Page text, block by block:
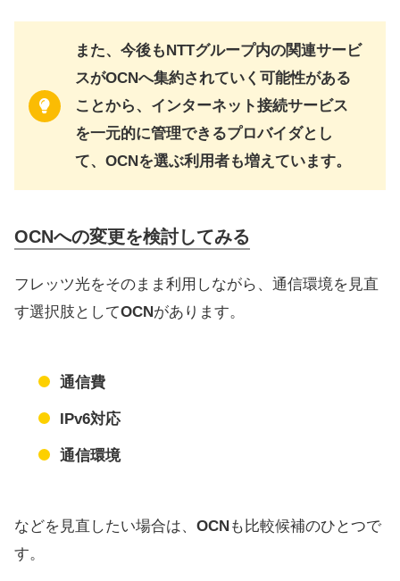
また、今後もNTTグループ内の関連サービ
スがOCNへ集約されていく可能性がある
ことから、インターネット接続サービス
を一元的に管理できるプロバイダとし
て、OCNを選ぶ利用者も増えています。
OCNへの変更を検討してみる
フレッツ光をそのまま利用しながら、通信環境を見直
す選択肢としてOCN があります。
通信費
IPv6対応
通信環境
などを見直したい場合は、 OCNも比較候補のひとつで
す。